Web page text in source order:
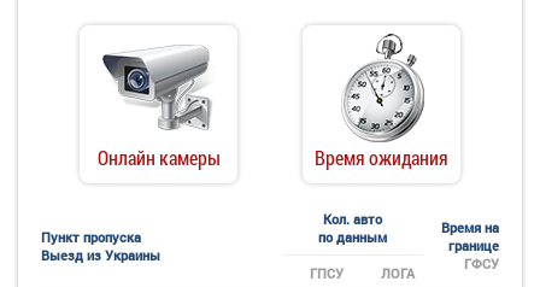
Онлайн камеры Время ожидания
Пункт пропуска
Выезд из Украины
Кол. авто
по данным
Время на
границе
ГФСУ
ГПСУ ЛОГА